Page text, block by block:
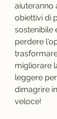
aiuteranno
obiettivi di
sostenibile
perdere
migliorare
leggere
dimagrire
veloce!